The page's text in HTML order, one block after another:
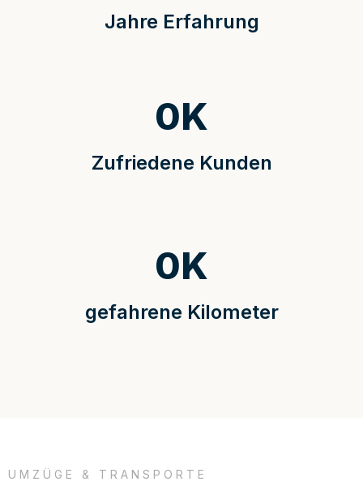
Jahre Erfahrung
Zufriedene Kunden
0K
gefahrene Kilometer
0K
UMZÜGE & TRANSPORTE